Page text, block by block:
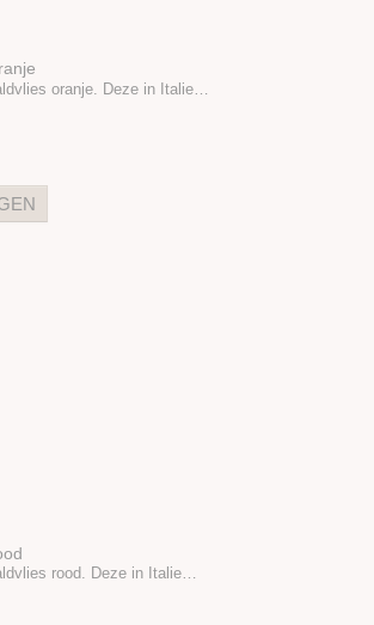
oranje. Deze in Italie…
rood. Deze in Italie…